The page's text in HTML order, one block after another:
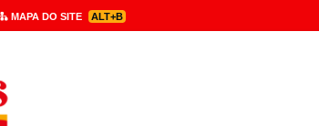
MAPA DO SITE ALT+B